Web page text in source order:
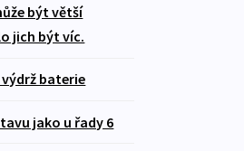
být větší
jich být víc.
baterie
jako u řady 6